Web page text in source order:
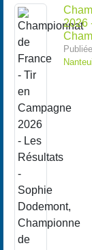
2026
Nanteuil